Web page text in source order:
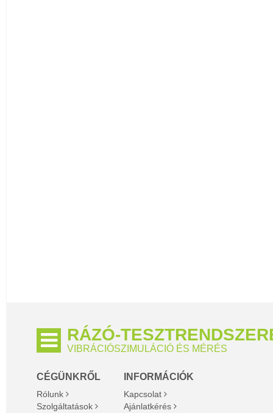
RÁZÓ-
VIBRÁCIÓSZIMULÁCIÓ ÉS MÉRÉS
CÉGÜNKRŐL
Rólunk
Szolgáltatások
INFORMÁCIÓK
Kapcsolat
Ajánlatkérés